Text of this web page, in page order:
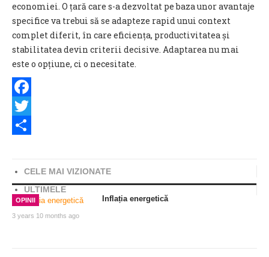
economiei. O țară care s-a dezvoltat pe baza unor avantaje
specifice va trebui să se adapteze rapid unui context
complet diferit, în care eficiența, productivitatea și
stabilitatea devin criterii decisive. Adaptarea nu mai
este o opțiune, ci o necesitate.
Facebook
Twitter
CELE MAI VIZIONATE
ULTIMELE
OPINII
3 years 10 months ago
Inflația energetică